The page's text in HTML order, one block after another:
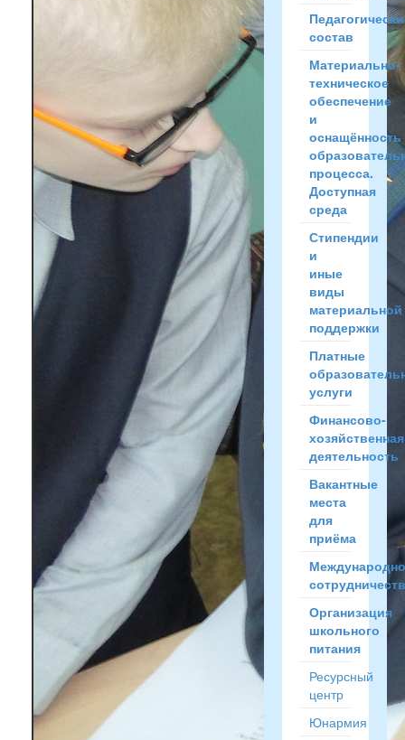
состав
Материально-
техническое
обеспечение
и
оснащённость
процесса.
Доступная
среда
Стипендии
и
иные
виды
материальной
поддержки
Платные
услуги
Финансово-
хозяйственная
деятельность
Вакантные
места
для
приёма
Организация
школьного
питания
Ресурсный
центр
Юнармия